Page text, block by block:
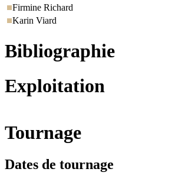
Firmine Richard
Karin Viard
Bibliographie
Exploitation
Tournage
Dates de tournage